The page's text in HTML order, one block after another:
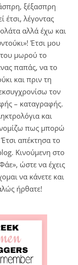
ξέξασπρη
έτσι, λέγοντας
αλλά έχω και
Έτσι μου
του μωρού το
παπάς, να το
και πριν τη
τον
– καταγραφής.
και
πως μπορώ
απέκτησα το
Κινούμενη στο
ώστε να έχεις
να κάνετε και
ήρθατε!